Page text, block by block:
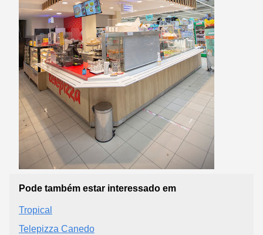
Pode também estar interessado em
Tropical
Telepizza Canedo